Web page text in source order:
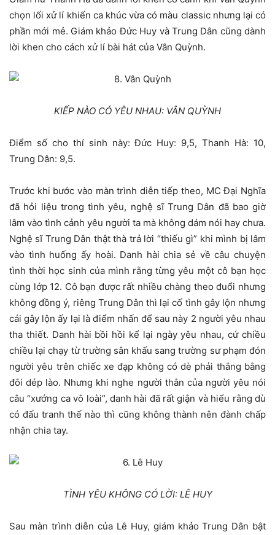
chọn lối xử lí khiến ca khúc vừa có màu classic nhưng lại có
phần mới mẻ. Giám khảo Đức Huy và Trung Dân cũng dành
lời khen cho cách xử lí bài hát của Vân Quỳnh.
KIẾP NÀO CÓ YÊU NHAU: VÂN QUỲNH
Điểm số cho thí sinh này: Đức Huy: 9,5, Thanh Hà: 10,
Trung Dân: 9,5.
Trước khi bước vào màn trình diễn tiếp theo, MC Đại Nghĩa
đã hỏi liệu trong tình yêu, nghệ sĩ Trung Dân đã bao giờ
lâm vào tình cảnh yêu người ta mà không dám nói hay chưa.
Nghệ sĩ Trung Dân thật thà trả lời “thiếu gì” khi mình bị lâm
vào tình huống ấy hoài. Danh hài chia sẻ về câu chuyện
tình thời học sinh của mình rằng từng yêu một cô bạn học
cùng lớp 12. Cô bạn được rất nhiều chàng theo đuổi nhưng
không đồng ý, riêng Trung Dân thì lại cố tình gây lộn nhưng
cái gây lộn ấy lại là điểm nhấn để sau này 2 người yêu nhau
tha thiết. Danh hài bồi hồi kể lại ngày yêu nhau, cứ chiều
chiều lại chạy từ trường sân khấu sang trường sư phạm đón
người yêu trên chiếc xe đạp không có dè phải thắng bằng
đôi dép lào. Nhưng khi nghe người thân của người yêu nói
câu “xướng ca vô loài”, danh hài đã rất giận và hiểu rằng dù
có đấu tranh thế nào thì cũng không thành nên đành chấp
nhận chia tay.
TÌNH YÊU KHÔNG CÓ LỜI: LÊ HUY
Sau màn trình diễn của Lê Huy, giám khảo Trung Dân bật